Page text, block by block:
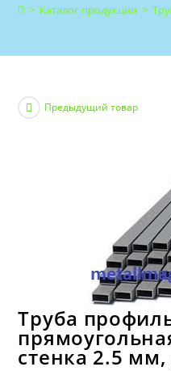
> Каталог продукции >
Предыдущий товар
Труба
стенка 2.5